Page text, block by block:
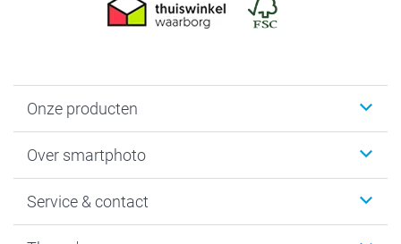
Onze producten
Fotoboeken
Fotocadeaus
Over smartphoto
Vacatures
Service & contact